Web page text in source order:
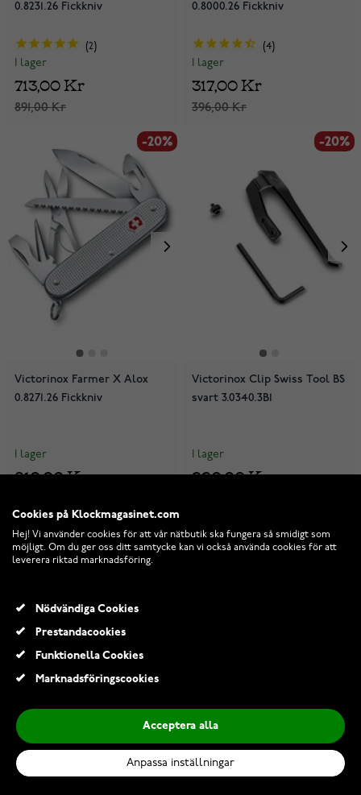
0.8231.26 Fickkniv
2
I lager
891,00 Kr
713,00 Kr
0.8000.26 Fickkniv
4
I lager
396,00 Kr
317,00 Kr
-20%
Victorinox Farmer X Alox
0.8271.26 Fickkniv
I lager
810,00 Kr
-20%
Victorinox Clip Swiss Tool BS
svart 3.0340.3B1
I lager
220,00 Kr
-20%
Victorinox Clip Swiss Tool
-20%
Victorinox Belt & MOLLE
Cookies på Klockmagasinet.com
Hej! Vi använder cookies för att vår nätbutik ska fungera så smidigt som
möjligt. Om du ger oss ditt samtycke kan vi också använda cookies för att
leverera riktad marknadsföring.
Nödvändiga Cookies
Prestandacookies
Funktionella Cookies
Marknadsföringscookies
Acceptera alla
Anpassa inställningar